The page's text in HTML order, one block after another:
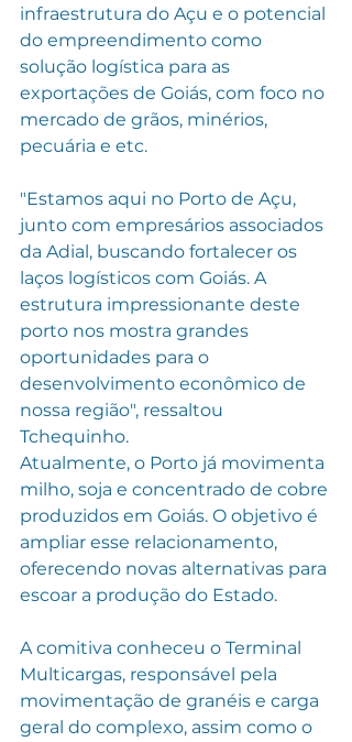
infraestrutura do Açu e o potencial
do empreendimento como
solução logística para as
exportações de Goiás, com foco no
mercado de grãos, minérios,
pecuária e etc.
"Estamos aqui no Porto de Açu,
junto com empresários associados
da Adial, buscando fortalecer os
laços logísticos com Goiás. A
estrutura impressionante deste
porto nos mostra grandes
oportunidades para o
desenvolvimento econômico de
nossa região", ressaltou
Tchequinho.
Atualmente, o Porto já movimenta
milho, soja e concentrado de cobre
produzidos em Goiás. O objetivo é
ampliar esse relacionamento,
oferecendo novas alternativas para
escoar a produção do Estado.
A comitiva conheceu o Terminal
Multicargas, responsável pela
movimentação de granéis e carga
geral do complexo, assim como o